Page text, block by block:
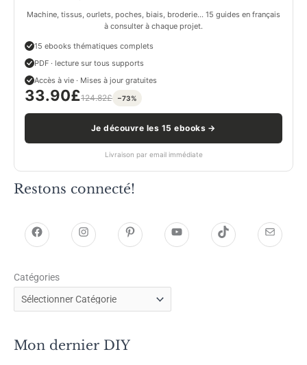
Machine, tissus, ourlets, poches, biais, broderie… 15 guides en français
à consulter à chaque projet.
15 ebooks thématiques complets
PDF · lecture sur tous supports
Accès à vie · Mises à jour gratuites
33.90£124.82£ −73%
Je découvre les 15 ebooks →
Livraison par email immédiate
Restons connecté!
h
t
p
:
h
p
:
P
Y
T
E
Catégories
Mon dernier DIY